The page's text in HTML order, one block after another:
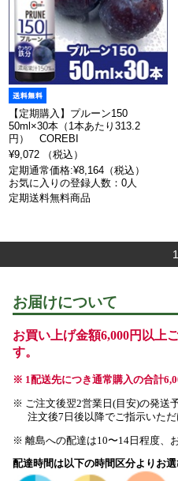
【定期購入】プルーン150
50ml×30本（1本あたり313.2
円） COREBI
¥9,072 （税込）
定期通常価格:¥8,164（税込）
お気に入りの登録人数：0人
定期送料無料商品
1